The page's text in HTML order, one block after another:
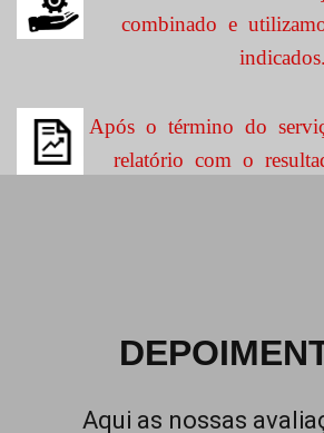
combinado e
indicados.
Após o término do
relatório com o
Aqui as nossas